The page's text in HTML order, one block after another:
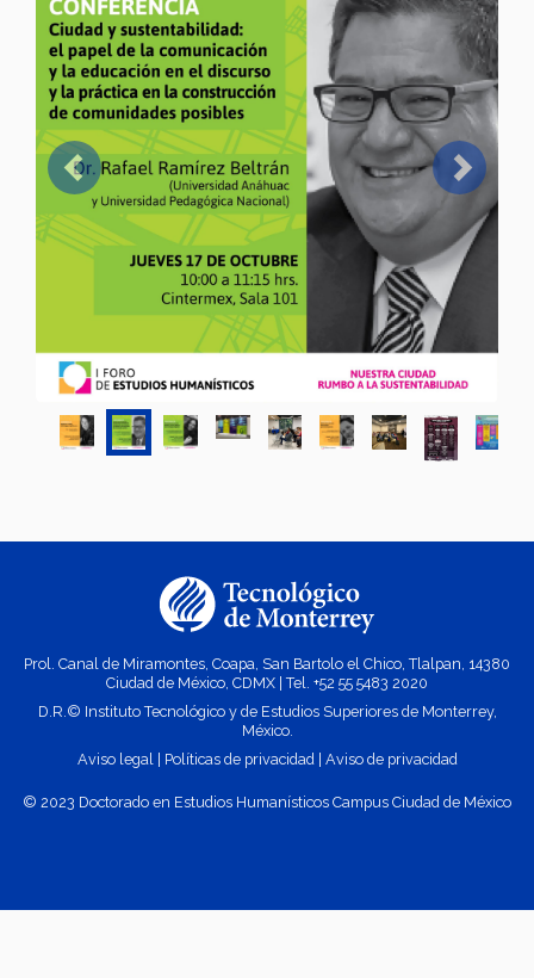
Prol. Canal de Miramontes, Coapa, San Bartolo el Chico, Tlalpan, 14380
Ciudad de México, CDMX | Tel. +52 55 5483 2020
D.R.© Instituto Tecnológico y de Estudios Superiores de Monterrey,
México.
Aviso legal| Políticas de privacidad| Aviso de privacidad
© 2023 Doctorado en Estudios Humanísticos Campus Ciudad de México